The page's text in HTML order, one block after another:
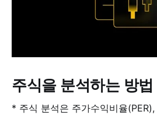
주식을 분석하는 방법
* 주식 분석은 주가수익비율